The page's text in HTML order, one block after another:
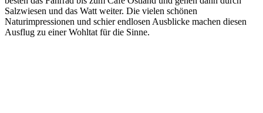
Salzwiesen und das Watt weiter. Die vielen schönen
Naturimpressionen und schier endlosen Ausblicke machen diesen
Ausflug zu einer Wohltat für die Sinne.